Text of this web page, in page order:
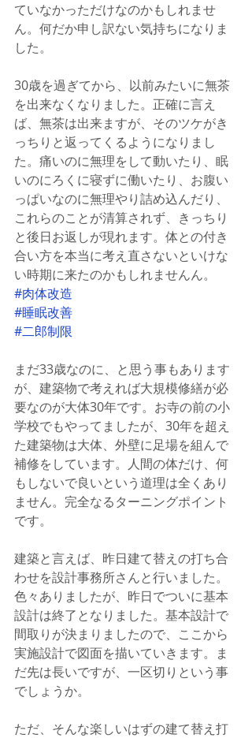
ていなかっただけなのかもしれませ
ん。何だか申し訳ない気持ちになりま
した。
30歳を過ぎてから、以前みたいに無茶
を出来なくなりました。正確に言え
ば、無茶は出来ますが、そのツケがき
っちりと返ってくるようになりまし
た。痛いのに無理をして動いたり、眠
いのにろくに寝ずに働いたり、お腹い
っぱいなのに無理やり詰め込んだり、
これらのことが清算されず、きっちり
と後日お返しが現れます。体との付き
合い方を本当に考え直さないといけな
い時期に来たのかもしれませんん。
#肉体改造
#睡眠改善
#二郎制限
まだ33歳なのに、と思う事もあります
が、建築物で考えれば大規模修繕が必
要なのが大体30年です。お寺の前の小
学校でもやってましたが、30年を超え
た建築物は大体、外壁に足場を組んで
補修をしています。人間の体だけ、何
もしないで良いという道理は全くあり
ません。完全なるターニングポイント
です。
建築と言えば、昨日建て替えの打ち合
わせを設計事務所さんと行いました。
色々ありましたが、昨日でついに基本
設計は終了となりました。基本設計で
間取りが決まりましたので、ここから
実施設計で図面を描いていきます。ま
だ先は長いですが、一区切りという事
でしょうか。
ただ、そんな楽しいはずの建て替え打